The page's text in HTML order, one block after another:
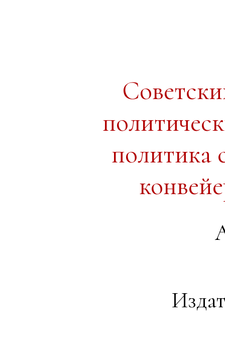
политика